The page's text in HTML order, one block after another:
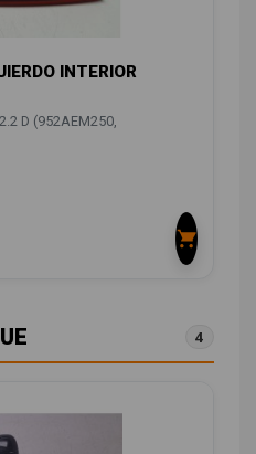
INTERIOR
D (952AEM250,
4